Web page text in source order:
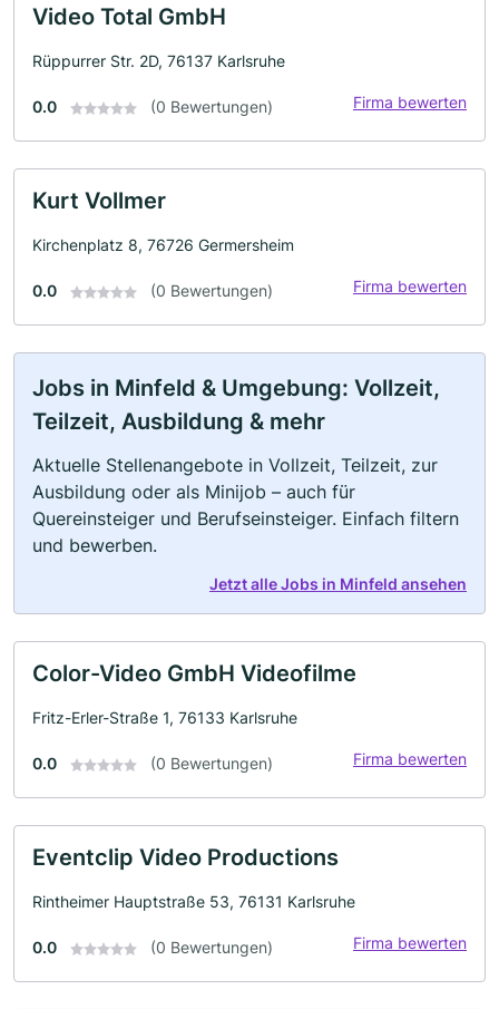
Video Total GmbH
Rüppurrer Str. 2D, 76137 Karlsruhe
0.0 (0 Bewertungen) Firma bewerten
Kurt Vollmer
Kirchenplatz 8, 76726 Germersheim
0.0 (0 Bewertungen) Firma bewerten
Jobs in Minfeld & Umgebung: Vollzeit,
Teilzeit, Ausbildung & mehr
Aktuelle Stellenangebote in Vollzeit, Teilzeit, zur
Ausbildung oder als Minijob – auch für
Quereinsteiger und Berufseinsteiger. Einfach filtern
und bewerben.
Jetzt alle Jobs in Minfeld ansehen
Color-Video GmbH Videofilme
Fritz-Erler-Straße 1, 76133 Karlsruhe
0.0 (0 Bewertungen) Firma bewerten
Eventclip Video Productions
Rintheimer Hauptstraße 53, 76131 Karlsruhe
0.0 (0 Bewertungen) Firma bewerten